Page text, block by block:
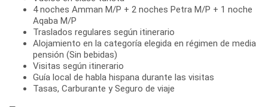
4 noches Amman M/P + 2 noches Petra M/P + 1 noche
Aqaba M/P
Traslados regulares según itinerario
Alojamiento en la categoría elegida en régimen de media
pensión (Sin bebidas)
Visitas según itinerario
Guía local de habla hispana durante las visitas
Tasas, Carburante y Seguro de viaje